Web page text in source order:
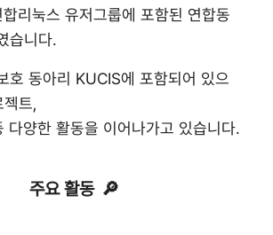
리눅스 유저그룹에 포함된 연합동
습니다.
호 동아리 KUCIS에 포함되어 있으
트,
다양한 활동을 이어나가고 있습니다.
주요 활동 🔎